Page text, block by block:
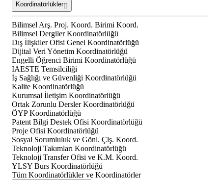
Koordinatörlükler
Bilimsel Arş. Proj. Koord. Birimi Koord.
Bilimsel Dergiler Koordinatörlüğü
Dış İlişkiler Ofisi Genel Koordinatörlüğü
Dijital Veri Yönetim Koordinatörlüğü
Engelli Öğrenci Birimi Koordinatörlüğü
IAESTE Temsilciliği
İş Sağlığı ve Güvenliği Koordinatörlüğü
Kalite Koordinatörlüğü
Kurumsal İletişim Koordinatörlüğü
Ortak Zorunlu Dersler Koordinatörlüğü
ÖYP Koordinatörlüğü
Patent Bilgi Destek Ofisi Koordinatörlüğü
Proje Ofisi Koordinatörlüğü
Sosyal Sorumluluk ve Gönl. Çlş. Koord.
Teknoloji Takımları Koordinatörlüğü
Teknoloji Transfer Ofisi ve K.M. Koord.
YLSY Burs Koordinatörlüğü
Tüm Koordinatörlükler ve Koordinatörler